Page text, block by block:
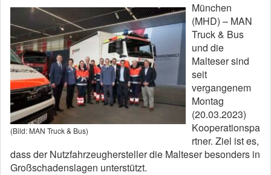
(Bild: MAN Truck & Bus)
München
(MHD) – MAN
Truck & Bus
und die
Malteser sind
seit
vergangenem
Montag
(20.03.2023)
Kooperationspa
rtner. Ziel ist es,
dass der Nutzfahrzeughersteller die Malteser besonders in
Großschadenslagen unterstützt.